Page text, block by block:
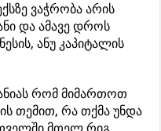
ვაჭრობა არის
და ამავე დროს
ანუ კაპიტალის
რომ მიმართოთ
თემით, რა თქმა უნდა